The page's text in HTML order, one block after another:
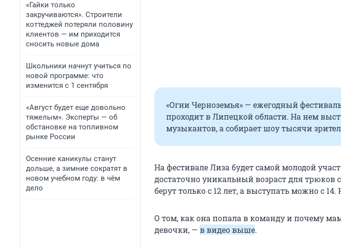
«Гайки только
закручиваются». Строители
коттеджей потеряли половину
клиентов — им приходится
сносить новые дома
Школьники начнут учиться по
новой программе: что
изменится с 1 сентября
«Август будет еще довольно
тяжелым». Эксперты — об
обстановке на топливном
рынке России
Осенние каникулы станут
дольше, а зимние сократят в
новом учебном году: в чём
дело
«Огни Черноземья» — ежегодный
проходит в Липецкой области. На нем
музыкантов, а собирает шоу тысячи
На фестивале Лиза будет самой молодой
достаточно уникальный возраст для
берут только с 12 лет, а выступать можно с
О том, как она попала в команду и почему
девочки, — в видео выше.